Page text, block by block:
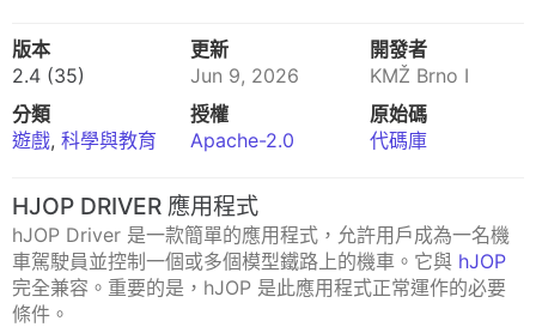
版本
2.4 (35)
更新
Jun 9, 2026
開發者
KMŽ Brno I
分類
遊戲, 科學與教育
授權
Apache-2.0
原始碼
代碼庫
HJOP DRIVER 應用程式
hJOP Driver 是一款簡單的應用程式，允許用戶成為一名機
車駕駛員並控制一個或多個模型鐵路上的機車。它與 hJOP
完全兼容。重要的是，hJOP 是此應用程式正常運作的必要
條件。